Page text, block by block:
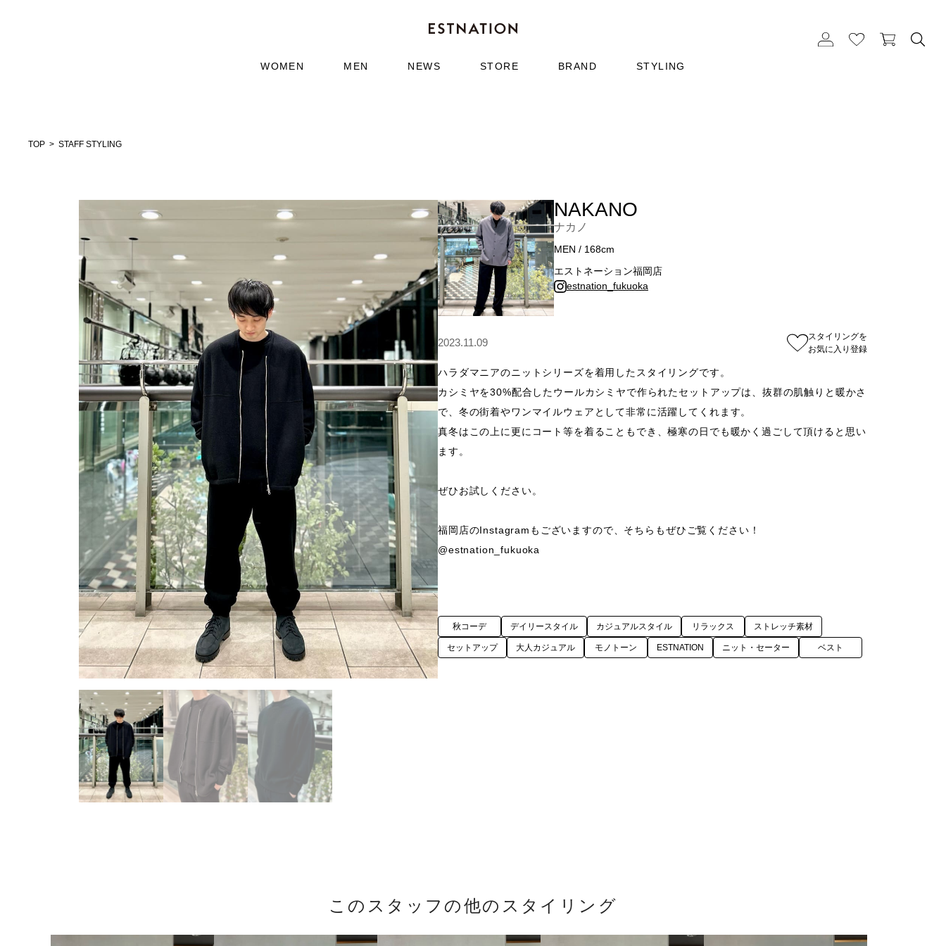
WOMEN MEN NEWS STORE BRAND STYLING
TOP STAFF STYLING
NAKANO
ナカノ
MEN / 168cm
エストネーション福岡店
estnation_fukuoka
スタイリングを
お気に入り登録
2023.11.09
ハラダマニアのニットシリーズを着用したスタイリングです。
カシミヤを30%配合したウールカシミヤで作られたセットアップは、抜群の肌触りと暖かさ
で、冬の街着やワンマイルウェアとして非常に活躍してくれます。
真冬はこの上に更にコート等を着ることもでき、極寒の日でも暖かく過ごして頂けると思い
ます。
ぜひお試しください。
福岡店のInstagramもございますので、そちらもぜひご覧ください！
@estnation_fukuoka
秋コーデ デイリースタイル カジュアルスタイル リラックス ストレッチ素材
セットアップ 大人カジュアル モノトーン ESTNATION ニット・セーター ベスト
このスタッフの他のスタイリング